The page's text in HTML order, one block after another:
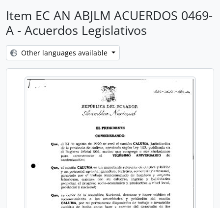
Item EC AN ABJLM ACUERDOS 0469-
A - Acuerdos Legislativos
Other languages available